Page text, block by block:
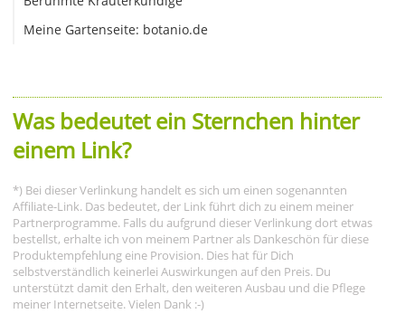
Meine Gartenseite: botanio.de
Was bedeutet ein Sternchen hinter
einem Link?
*) Bei dieser Verlinkung handelt es sich um einen sogenannten
Affiliate-Link. Das bedeutet, der Link führt dich zu einem meiner
Partnerprogramme. Falls du aufgrund dieser Verlinkung dort etwas
bestellst, erhalte ich von meinem Partner als Dankeschön für diese
Produktempfehlung eine Provision. Dies hat für Dich
selbstverständlich keinerlei Auswirkungen auf den Preis. Du
unterstützt damit den Erhalt, den weiteren Ausbau und die Pflege
meiner Internetseite. Vielen Dank :-)